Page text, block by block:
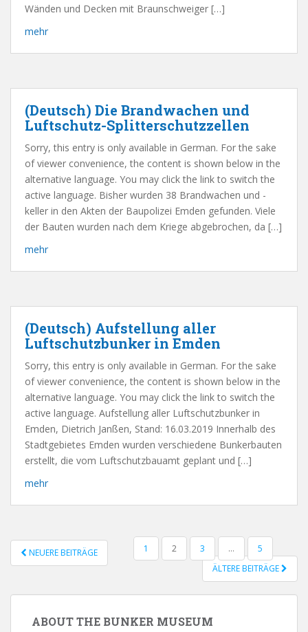
Wänden und Decken mit Braunschweiger […]
mehr
(Deutsch) Die Brandwachen und
Luftschutz-Splitterschutzzellen
Sorry, this entry is only available in German. For the sake
of viewer convenience, the content is shown below in the
alternative language. You may click the link to switch the
active language. Bisher wurden 38 Brandwachen und -
keller in den Akten der Baupolizei Emden gefunden. Viele
der Bauten wurden nach dem Kriege abgebrochen, da […]
mehr
(Deutsch) Aufstellung aller
Luftschutzbunker in Emden
Sorry, this entry is only available in German. For the sake
of viewer convenience, the content is shown below in the
alternative language. You may click the link to switch the
active language. Aufstellung aller Luftschutzbunker in
Emden, Dietrich Janßen, Stand: 16.03.2019 Innerhalb des
Stadtgebietes Emden wurden verschiedene Bunkerbauten
erstellt, die vom Luftschutzbauamt geplant und […]
mehr
POSTS NAVIGATION
NEUERE BEITRÄGE 1 2 3 …
5
ÄLTERE BEITRÄGE
ABOUT THE BUNKER MUSEUM